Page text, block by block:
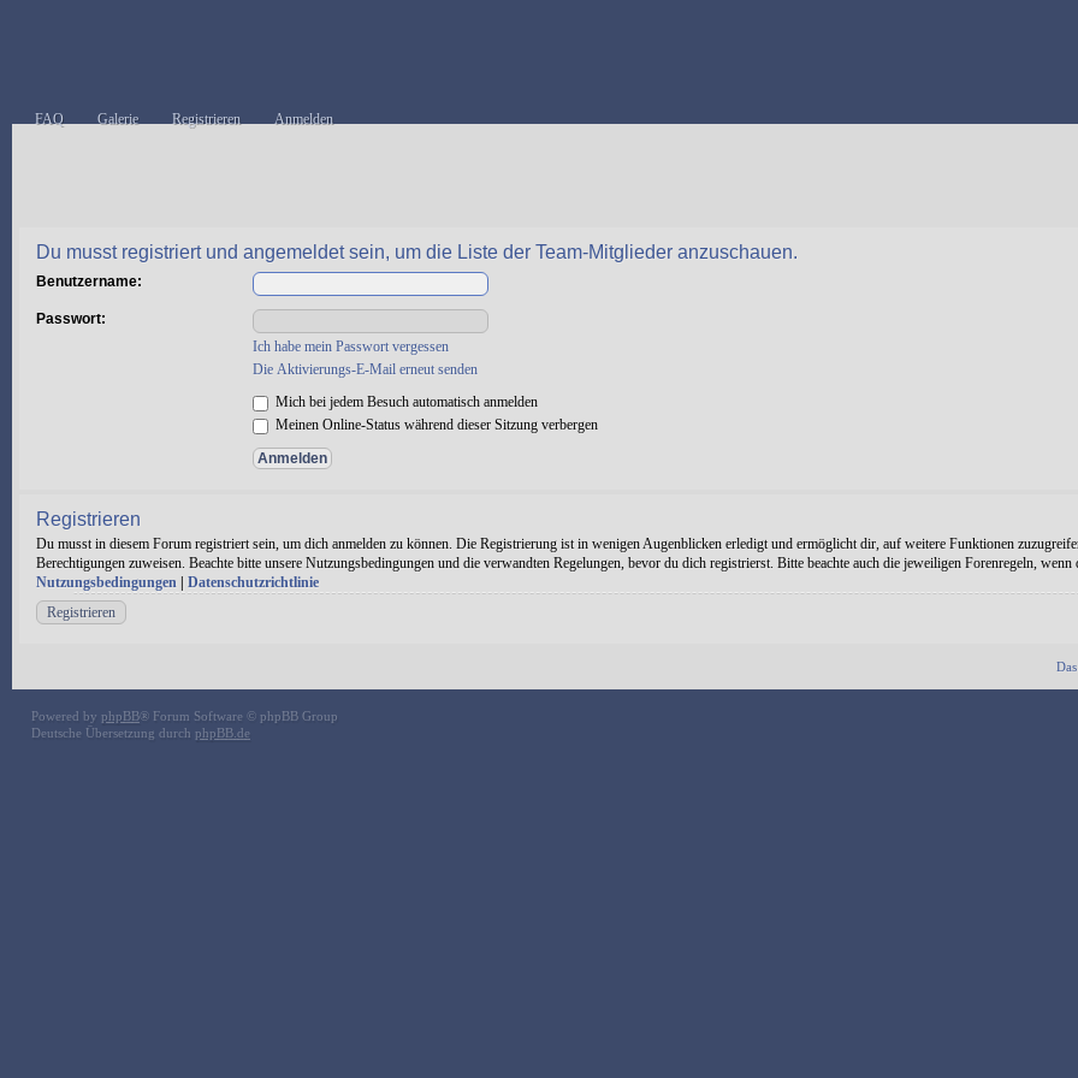
FAQ Galerie Registrieren Anmelden
Du musst registriert und angemeldet sein, um die Liste der Team-Mitglieder anzuschauen.
Benutzername:
Passwort:
Ich habe mein Passwort vergessen
Die Aktivierungs-E-Mail erneut senden
Mich bei jedem Besuch automatisch anmelden
Meinen Online-Status während dieser Sitzung verbergen
Registrieren
Du musst in diesem Forum registriert sein, um dich anmelden zu können. Die Registrierung ist in wenigen Augenblicken erledigt und ermöglicht dir, auf weitere Funktionen
Berechtigungen zuweisen. Beachte bitte unsere Nutzungsbedingungen und die verwandten Regelungen, bevor du dich registrierst. Bitte beachte auch die jeweiligen Forenregeln,
Nutzungsbedingungen
Datenschutzrichtlinie
Registrieren
Powered by phpBB® Forum Software © phpBB Group
Deutsche Übersetzung durch phpBB.de